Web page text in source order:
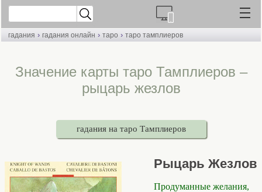
гадания › гадания онлайн › таро › таро тамплиеров
Значение карты таро Тамплиеров –
рыцарь жезлов
гадания на таро Тамплиеров
Рыцарь Жезлов
Продуманные желания,